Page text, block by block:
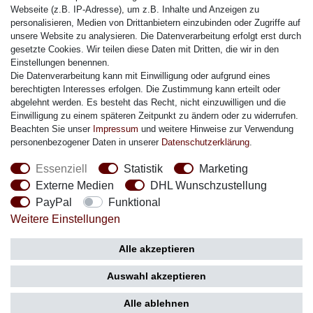
Citizen Armband
M. Lacroix Armband
J. Lemans Armband
Uhrenarmbänder - Alle
Sicherheit
Social Media
Zahlung
Webseite (z.B. IP-Adresse), um z.B. Inhalte und Anzeigen zu
personalisieren, Medien von Drittanbietern einzubinden oder Zugriffe auf
unsere Website zu analysieren. Die Datenverarbeitung erfolgt erst durch
gesetzte Cookies. Wir teilen diese Daten mit Dritten, die wir in den
Einstellungen benennen.
Die Datenverarbeitung kann mit Einwilligung oder aufgrund eines
berechtigten Interesses erfolgen. Die Zustimmung kann erteilt oder
abgelehnt werden. Es besteht das Recht, nicht einzuwilligen und die
Einwilligung zu einem späteren Zeitpunkt zu ändern oder zu widerrufen.
Beachten Sie unser Impressum und weitere Hinweise zur Verwendung
personenbezogener Daten in unserer Daten­schutz­erklärung
Essenziell Statistik
Marketing
Externe Medien
DHL Wunschzustellung
PayPal
Funktional
Weitere Einstellungen
Alle akzeptieren
Auswahl akzeptieren
Alle ablehnen